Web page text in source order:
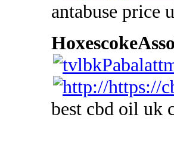
antabuse price
best cbd oil uk